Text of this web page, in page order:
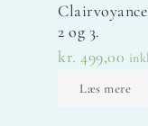
2 og 3.
kr. 499,00
Læs mere